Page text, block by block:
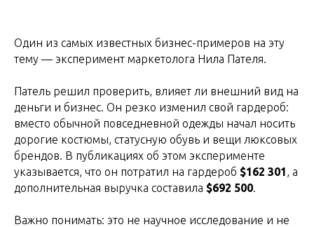
Один из самых известных бизнес-примеров на эту
тему — эксперимент маркетолога Нила Пателя.
Патель решил проверить, влияет ли внешний вид на
деньги и бизнес. Он резко изменил свой гардероб:
вместо обычной повседневной одежды начал носить
дорогие костюмы, статусную обувь и вещи люксовых
брендов. В публикациях об этом эксперименте
указывается, что он потратил на гардероб $162 301, а
дополнительная выручка составила $692 500.
Важно понимать: это не научное исследование и не